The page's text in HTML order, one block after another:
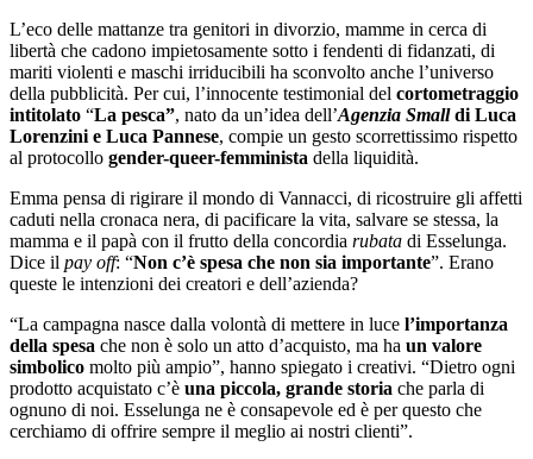
L’eco delle mattanze tra genitori in divorzio, mamme in cerca di
libertà che cadono impietosamente sotto i fendenti di fidanzati, di
mariti violenti e maschi irriducibili ha sconvolto anche l’universo
della pubblicità. Per cui, l’innocente testimonial del cortometraggio
intitolato “La pesca”, nato da un’idea dell’Agenzia Smalldi Luca
Lorenzini e Luca Pannese, compie un gesto scorrettissimo rispetto
al protocollo gender-queer-femminista della liquidità.
Emma pensa di rigirare il mondo di Vannacci, di ricostruire gli affetti
caduti nella cronaca nera, di pacificare la vita, salvare se stessa, la
mamma e il papà con il frutto della concordia rubata di Esselunga.
Dice il pay off: “Non c’è spesa che non sia importante”. Erano
queste le intenzioni dei creatori e dell’azienda?
“La campagna nasce dalla volontà di mettere in luce l’importanza
della spesa che non è solo un atto d’acquisto, ma ha un valore
simbolico molto più ampio”, hanno spiegato i creativi. “Dietro ogni
prodotto acquistato c’è una piccola, grande storia che parla di
ognuno di noi. Esselunga ne è consapevole ed è per questo che
cerchiamo di offrire sempre il meglio ai nostri clienti”.